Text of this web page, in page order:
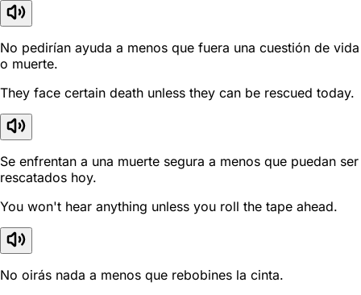
No pedirían ayuda a menos que fuera una cuestión de vida
o muerte.
They face certain death unless they can be rescued today.
Se enfrentan a una muerte segura a menos que puedan ser
rescatados hoy.
You won't hear anything unless you roll the tape ahead.
No oirás nada a menos que rebobines la cinta.